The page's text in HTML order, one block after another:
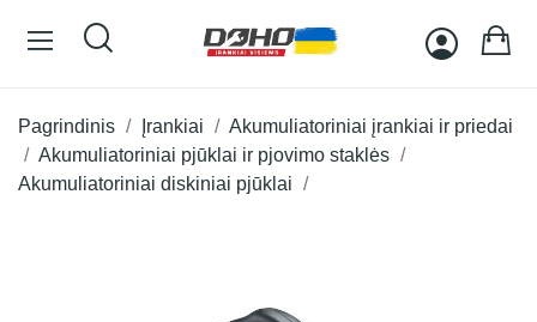
Pagrindinis Įrankiai
Akumuliatoriniai įrankiai ir priedai
Akumuliatoriniai pjūklai ir pjovimo staklės
Akumuliatoriniai diskiniai pjūklai